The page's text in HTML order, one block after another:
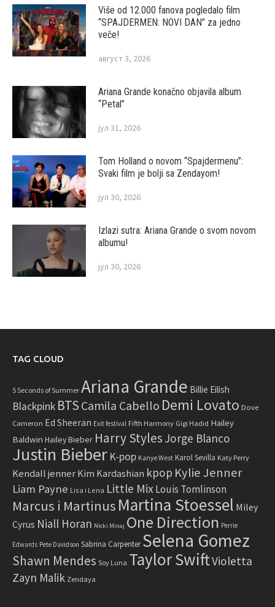
Više od 12.000 fanova pogledalo film
“SPAJDERMEN: NOVI DAN” za jedno
veče!
август 3, 2026
Ariana Grande konačno objavila album
“Petal”
јул 31, 2026
Tom Holland o novom “Spajdermenu”:
Svaki film je bolji sa Zendayom!
јул 30, 2026
Izlazi sutra: Ariana Grande o svom novom
albumu!
јул 30, 2026
TAG CLOUD
5 Seconds of Summer Ariana Grande Billie Eilish
Blackpink BTS Camila Cabello Demi Lovato Dove
Cameron Ed Sheeran Exit festival Fifth Harmony Gigi Hadid Hailey
Baldwin Hailey Bieber Harry Styles Jorge Blanco
Justin Bieber K-pop Kanye West Karol Sevilla Katy Perry
Kendall jenner Kim Kardashian kpop Kylie Jenner
Liam Payne Lisa i Lena Little MixLouis Tomlinson
Marcus i Martinus Martina Stoessel Miley
Cyrus Niall Horan Nicki Minaj One Direction Perrie
Edwards Pete Davidson Sabrina Carpenter Selena Gomez
Shawn Mendes Soy Luna Taylor SwiftVioletta
Zayn Malik Zendaya